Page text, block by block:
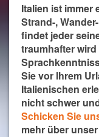
Italien ist immer
Strand-,
findet jeder
traumhafter
Sie vor Ihrem
Italienischen
nicht schwer
Schicken Sie
mehr über